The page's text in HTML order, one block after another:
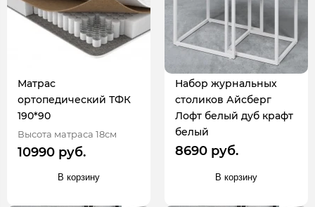
Матрас
ортопедический ТФК
190*90
Высота матраса 18см
10990 руб.
В корзину
Набор журнальных
столиков Айсберг
Лофт белый дуб крафт
белый
8690 руб.
В корзину